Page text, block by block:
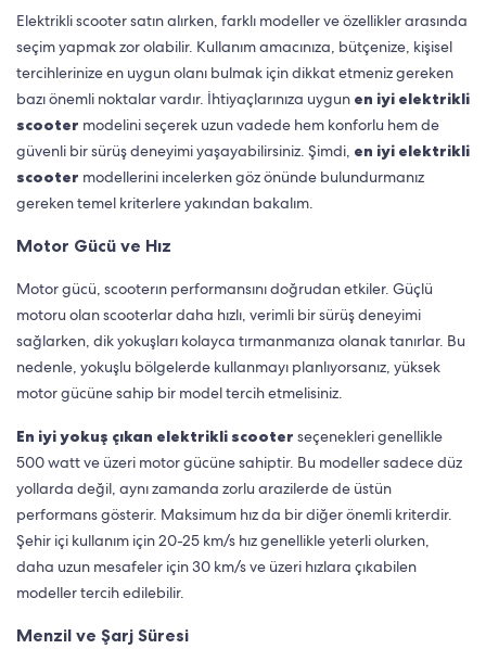
Elektrikli scooter satın alırken, farklı modeller ve özellikler arasında
seçim yapmak zor olabilir. Kullanım amacınıza, bütçenize, kişisel
tercihlerinize en uygun olanı bulmak için dikkat etmeniz gereken
bazı önemli noktalar vardır. İhtiyaçlarınıza uygun en iyi elektrikli
scooter modelini seçerek uzun vadede hem konforlu hem de
güvenli bir sürüş deneyimi yaşayabilirsiniz. Şimdi, en iyi elektrikli
scooter modellerini incelerken göz önünde bulundurmanız
gereken temel kriterlere yakından bakalım.
Motor Gücü ve Hız
Motor gücü, scooterın performansını doğrudan etkiler. Güçlü
motoru olan scooterlar daha hızlı, verimli bir sürüş deneyimi
sağlarken, dik yokuşları kolayca tırmanmanıza olanak tanırlar. Bu
nedenle, yokuşlu bölgelerde kullanmayı planlıyorsanız, yüksek
motor gücüne sahip bir model tercih etmelisiniz.
En iyi yokuş çıkan elektrikli scooter seçenekleri genellikle
500 watt ve üzeri motor gücüne sahiptir. Bu modeller sadece düz
yollarda değil, aynı zamanda zorlu arazilerde de üstün
performans gösterir. Maksimum hız da bir diğer önemli kriterdir.
Şehir içi kullanım için 20-25 km/s hız genellikle yeterli olurken,
daha uzun mesafeler için 30 km/s ve üzeri hızlara çıkabilen
modeller tercih edilebilir.
Menzil ve Şarj Süresi